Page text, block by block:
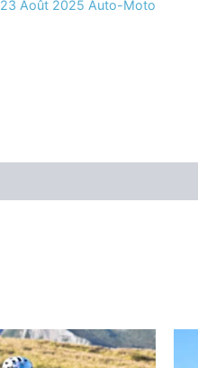
23 Août 2025 Auto-Moto